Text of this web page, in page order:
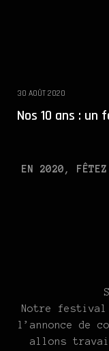
30 AOÛT 2020
Nos 10 ans : un
EN 2020 ,
Notre festival
l’annonce de
allons